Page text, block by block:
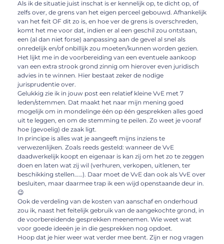
Als ik de situatie juist inschat is er kennelijk op, te dicht op, of
zelfs over, de grens van het eigen perceel gebouwd. Afhankelijk
van het feit OF dit zo is, en hoe ver de grens is overschreden,
komt het me voor dat, indien er al een geschil zou ontstaan,
een (al dan niet forse) aanpassing aan de gevel al snel als
onredelijk en/of onbillijk zou moeten/kunnen worden gezien.
Het lijkt me in de voorbereiding van een eventuele aankoop
van een extra strook grond zinnig om hierover even juridisch
advies in te winnen. Hier bestaat zeker de nodige
jurisprudentie over.
Gelukkig zie ik in jouw post een relatief kleine VvE met 7
leden/stemmen. Dat maakt het naar mijn mening goed
mogelijk om in mondelinge één op één gesprekken alles goed
uit te leggen, en om de stemming te peilen. Zo weet je vooraf
hoe (gevoelig) de zaak ligt.
In principe is alles wat je aangeeft mijns inziens te
verwezenlijken. Zoals reeds gesteld: wanneer de VvE
daadwerkelijk koopt en eigenaar is kan zij om het zo te zeggen
doen en laten wat zij wil (verhuren, verkopen, uitlenen, ter
beschikking stellen……). Daar moet de VvE dan ook als VvE over
besluiten, maar daarmee trap ik een wijd openstaande deur in.
😉
Ook de verdeling van de kosten van aanschaf en onderhoud
zou ik, naast het feitelijk gebruik van de aangekochte grond, in
de voorbereidende gesprekken meenemen. Wie weet wat
voor goede ideeën je in die gesprekken nog opdoet.
Hoop dat je hier weer wat verder mee bent. Zijn er nog vragen